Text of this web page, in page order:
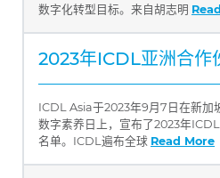
数字化转型目标。来自胡志明
2023年ICDL亚洲合作
ICDL Asia于2023年9月7日在新加
数字素养日上，宣布了2023年
名单。ICDL遍布全球 Read More